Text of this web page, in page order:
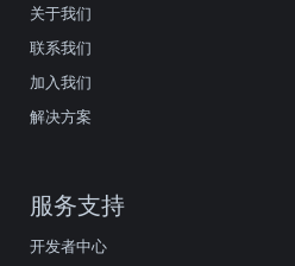
关于我们
联系我们
加入我们
解决方案
服务支持
开发者中心